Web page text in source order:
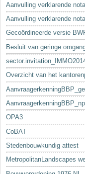
Aanvulling verklarende
Aanvulling verklarende
Gecoördineerde versie
Besluit van geringe
Overzicht van het
AanvraagerkenningBBP_np
OPA3
CoBAT
Stedenbouwkundig attest
MetropolitanLandscapes